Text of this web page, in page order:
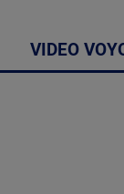
VIDEO